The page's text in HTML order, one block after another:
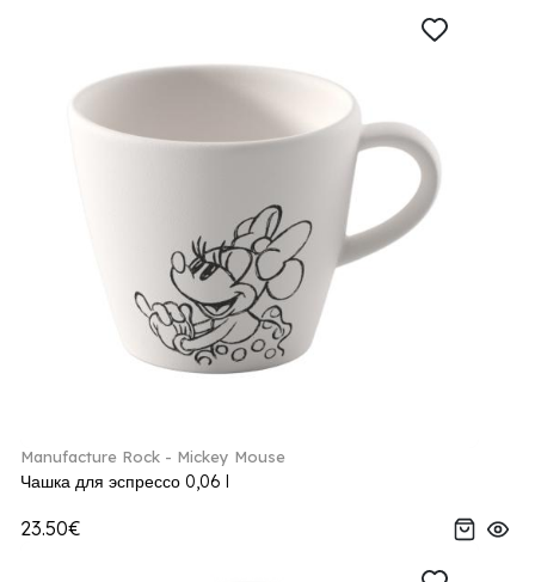
Manufacture Rock - Mickey Mouse
Чашка для эспрессо 0,06 l
23.50€